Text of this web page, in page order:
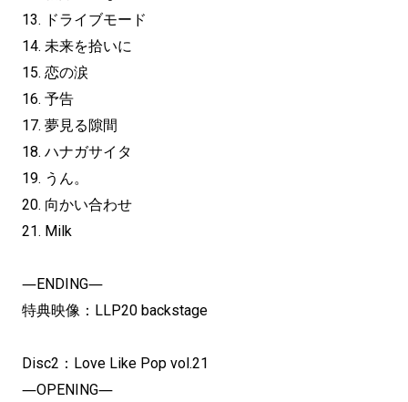
13. ドライブモード
14. 未来を拾いに
15. 恋の涙
16. 予告
17. 夢見る隙間
18. ハナガサイタ
19. うん。
20. 向かい合わせ
21. Milk
―ENDING―
特典映像：LLP20 backstage
Disc2：Love Like Pop vol.21
―OPENING―